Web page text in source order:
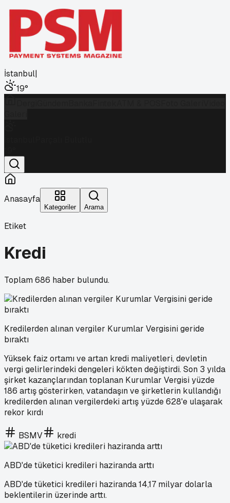
İstanbul|
19°
Anasayfa
Kategoriler Arama
Etiket
Kredi
Toplam686 haber bulundu.
Kredilerden alınan vergiler Kurumlar Vergisini geride
bıraktı
Yüksek faiz ortamı ve artan kredi maliyetleri, devletin
vergi gelirlerindeki dengeleri kökten değiştirdi. Son 3 yılda
şirket kazançlarından toplanan Kurumlar Vergisi yüzde
186 artış gösterirken, vatandaşın ve şirketlerin kullandığı
kredilerden alınan vergilerdeki artış yüzde 628'e ulaşarak
rekor kırdı
BSMV kredi
ABD'de tüketici kredileri haziranda arttı
ABD'de tüketici kredileri haziranda 14,17 milyar dolarla
beklentilerin üzerinde arttı.